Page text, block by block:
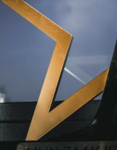
JEREMY DIPLOMA
20 september 2021
Na bijna 3 jaar
dan gepland) heeft